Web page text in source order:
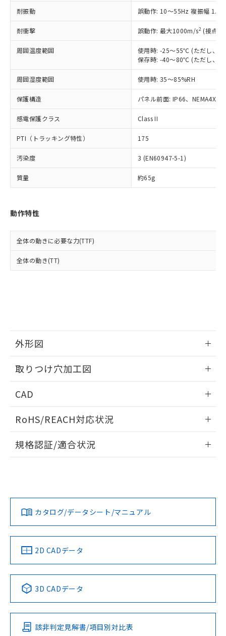
耐振動 誤動作: 10～55Hz 複振幅
耐衝撃 誤動作: 最大1000m/s2 (接点
周囲温度範囲
使用時: -25～55℃ (ただし、氷
保存時: -40～80℃ (ただし、氷
周囲湿度範囲 使用時: 35～85%RH
保護構造 パネル前面: IP66、NEMA4X,
感電保護クラス Class II
PTI（トラッキング特性） 175
汚染度 3 (EN60947-5-1)
質量 約65g
動作特性
全体の動きに必要な力(TTF)
全体の動き(TT)
外形図
取りつけ穴加工図
CAD
ドすることができます。
ログイン/会員登録
ダウンロードデータをご利用いただく前に、以下を必ずお読
みください。
ソフトウェアの使用条件
RoHS/REACH対応状況
EU RoHS 注意事項・凡例
対応済み
中国 RoHS 注意事項・凡例
Pb Hg Cd Cr(VI)
O
規格認証/適合状況
カタログ/データシート/マニュアル
2D CADデータ
3D CADデータ
該非判定見解書/項目別対比表
記載している更新日時点での社内デー
タに基づき作成されるものであり、閲
覧された時点での実際の在庫および標
準価格とは異なる場合があることをご
正式な納期状況および標準価格はお客
様のお取引先、またはお客様担当のオ
ムロン制御機器販売店・当社販売員に
オムロン制御機器販売店や当社販売拠
販売ネットワーク
」をご確認
ください。
在庫状況および標準価格結果を当社の
事前の承諾なく第三者に漏洩または開
示しないようお願いします。
マイパーツ機能（部品リスト作成サー
ビス）をご利用いただくには、I-Web
メンバーズにご登録されている必要が
および当社の共同利用者が、当社の製
品・サービスに関するお客様との取
をご了承ください。
※当社の共同利用者とは、"個人情報
鉛(Pb) 1000ppm以下、 水銀(Hg) 1000ppm以下、 カド
六価クロム(Cr(Ⅵ)) 1000ppm以下、ポリ臭化ビフェニル
類(PBB) 1000ppm以下、ポリ臭化ジフェニルエーテル類
(PBDE) 1000ppm以下、フタル酸ビス(2-エチルヘキシ
ル) (DEHP)(別名：DOP) 1000ppm以下、フタル酸ブチ
ルベンジル（BBP） 1000ppm以下、フタル酸ジブチル
（DBP） 1000ppm以下、フタル酸ジイソブチル
(DIBP) 1000ppm以下
但し、RoHS指令で産業用監視および制御機器に対する
適用除外項目は除く。
フタル酸エステル類の４物質については閾値を超える意
図的な使用がないことを確認しています。
※2 対応予定月
部品在庫の切り替え状況などにより、予定
月が前後することがあります。
下記の非含有証明書をダウンロードするこ
とができます。
EU RoHS指令（10物質）の非含有証明書
物質の対応では、対応完了までの期間は出
荷製品に未対応品が混在することから備考
既に当社にて対応品への在庫切替を完了
していることから、特段のことがない限
り、2022年1月12日より割愛しておりま
*中国RoHS10物質の基準値 (GB/T26572)：
Pb(鉛) :1000ppm、 Hg(水銀) : 1000ppm、 Cd(カドミウ
Cr(Ⅵ)(六価クロム) : 1000ppm、 PBBs(ポリ臭化ビフェ
ニル類) : 1000ppm、 PBDEs(ポリ臭化ジフェニルエーテ
ル) : 1000ppm、
DEHP(フタル酸ビス(2-エチルヘキシル)) : 1000ppm
※2 環境保護使用期限
「ｅ」：有害物質（10物質）のすべてが基
準値以下であることを示します。
「10」：通常の使用状況下において有害物
質が外部に漏えいし、環境に深刻な影響を
及ぼさない年数を意味します。
（以下｢規制貨物等」という）を輸出
または国外への提供する場合は、日本
国政府の輸出許可(または役務取引許
可)を取得するなどの必要な手続きを
当社は規制貨物を破棄する場合は、完
全に破砕するなど、違法に輸出されな
いよう必要な手段を講じます。
当社は貴社製品を、核兵器、ミサイ
ル、化学兵器、生物兵器またはその他
武器並びにこれらの製造装置等に一切
使用いたしません。
当社は、貴社製品を第三者に販売する
場合は、上記1、2および3の内容を当
該第三者に通知します。また当社は、
販売先および販売に係わる関係者が違
法に輸出するおそれがある場合は、取
り引きをいたしません。
○ 一定数以上の在庫あり
△ 一定数には満たないが在庫あり
在庫なし(最新の在庫状況につ
いては、お客様のお取引先、ま
たはお客様担当のオムロン制御
機器販売店・当社販売員にご確
認ください)
受注生産機種、また在庫状況の
情報を公開していない機種